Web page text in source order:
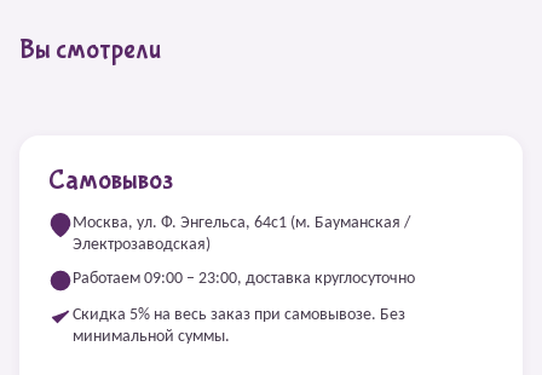
Вы смотрели
Самовывоз
Москва, ул. Ф. Энгельса, 64с1 (м. Бауманская /
Электрозаводская)
Работаем 09:00 – 23:00, доставка круглосуточно
Скидка 5% на весь заказ при самовывозе. Без
минимальной суммы.